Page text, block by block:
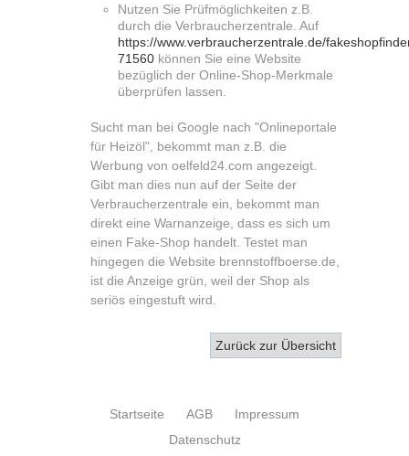
Nutzen Sie Prüfmöglichkeiten z.B.
durch die Verbraucherzentrale. Auf
https://www.verbraucherzentrale.de/
71560 können Sie eine Website
bezüglich der Online-Shop-Merkmale
überprüfen lassen.
Sucht man bei Google nach "Onlineportale
für Heizöl", bekommt man z.B. die
Werbung von oelfeld24.com angezeigt.
Gibt man dies nun auf der Seite der
Verbraucherzentrale ein, bekommt man
direkt eine Warnanzeige, dass es sich um
einen Fake-Shop handelt. Testet man
hingegen die Website brennstoffboerse.de,
ist die Anzeige grün, weil der Shop als
seriös eingestuft wird.
Zurück zur Übersicht
Startseite AGB
Impressum
Datenschutz